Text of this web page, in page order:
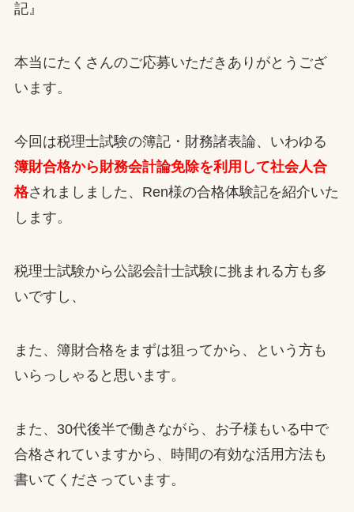
記』
本当にたくさんのご応募いただきありがとうござ
います。
今回は税理士試験の簿記・財務諸表論、いわゆる
簿財合格から財務会計論免除を利用して社会人合
格されましました、Ren様の合格体験記を紹介いた
します。
税理士試験から公認会計士試験に挑まれる方も多
いですし、
また、簿財合格をまずは狙ってから、という方も
いらっしゃると思います。
また、30代後半で働きながら、お子様もいる中で
合格されていますから、時間の有効な活用方法も
書いてくださっています。